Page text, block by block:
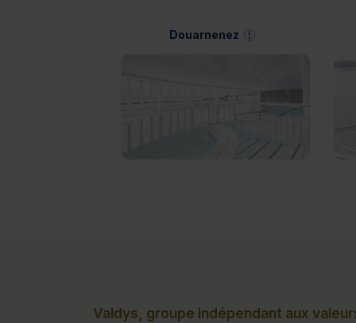
Douarnenez
Valdys, groupe indépendant aux